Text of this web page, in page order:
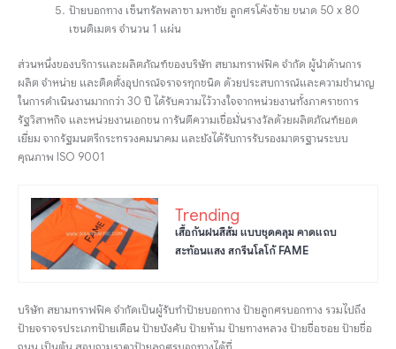
ป้ายบอกทาง เซ็นทรัลพลาซา มหาชัย ลูกศรโค้งซ้าย ขนาด 50 x 80
เซนติเมตร จำนวน 1 แผ่น
ส่วนหนึ่งของบริการและผลิตภัณฑ์ของบริษัท สยามทราฟฟิค จำกัด ผู้นำด้านการ
ผลิต จำหน่าย และติดตั้งอุปกรณ์จราจรทุกชนิด ด้วยประสบการณ์และความชำนาญ
ในการดำเนินงานมากกว่า 30 ปี ได้รับความไว้วางใจจากหน่วยงานทั้งภาคราชการ
รัฐวิสาหกิจ และหน่วยงานเอกชน การันตีความเชื่อมั่นรางวัลด้วยผลิตภัณฑ์ยอด
เยี่ยม จากรัฐมนตรีกระทรวงคมนาคม และยังได้รับการรับรองมาตรฐานระบบ
คุณภาพ ISO 9001
Trending
เสื้อกันฝนสีส้ม แบบชุดคลุม คาดแถบ
สะท้อนแสง สกรีนโลโก้ FAME
บริษัท สยามทราฟฟิค จำกัดเป็นผู้รับทำป้ายบอกทาง ป้ายลูกศรบอกทาง รวมไปถึง
ป้ายจราจรประเภทป้ายเตือน ป้ายบังคับ ป้ายห้าม ป้ายทางหลวง ป้ายชื่อซอย ป้ายชื่อ